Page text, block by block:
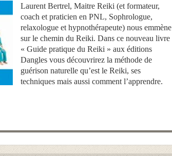
Laurent Bertrel, Maitre Reiki (et formateur,
coach et praticien en PNL, Sophrologue,
relaxologue et hypnothérapeute) nous emmène
sur le chemin du Reiki. Dans ce nouveau livre
« Guide pratique du Reiki » aux éditions
Dangles vous découvrirez la méthode de
guérison naturelle qu’est le Reiki, ses
techniques mais aussi comment l’apprendre.